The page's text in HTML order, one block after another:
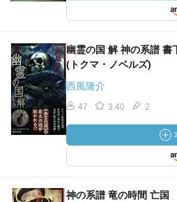
幽霊の国 解 神の系譜 書
(トクマ・ノベルズ)
西風隆介
47 3.40 2
神の系譜 竜の時間 亡国